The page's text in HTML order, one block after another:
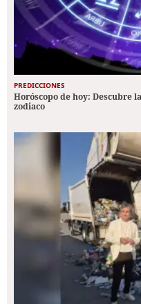
PREDICCIONES
Horóscopo de hoy: Descubre
zodiaco